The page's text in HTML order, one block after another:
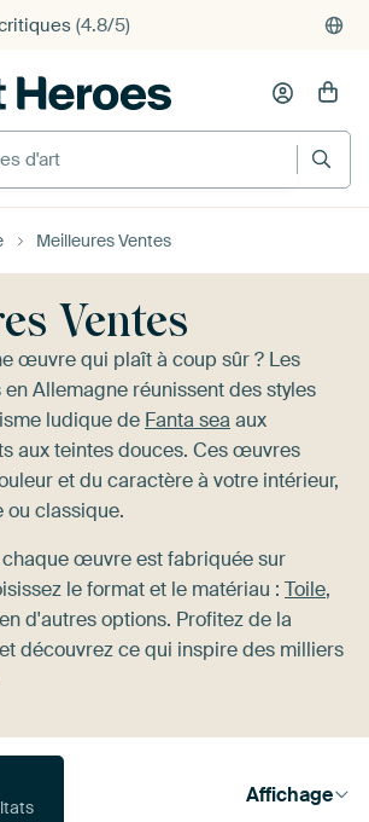
remplis
d'art
Meilleures Ventes
Ventes
œuvre qui plaît à coup sûr ? Les
Allemagne réunissent des styles
ludique de Fanta sea aux
aux teintes douces. Ces œuvres
et du caractère à votre intérieur,
ou classique.
œuvre est fabriquée sur
le format et le matériau : Toile,
d'autres options. Profitez de la
découvrez ce qui inspire des milliers
Affichage